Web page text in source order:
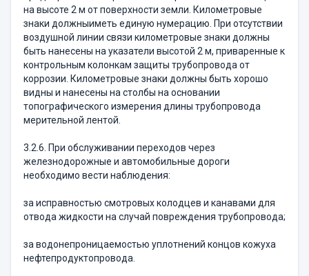
на высоте 2 м от поверхности земли. Километровые
знаки должныиметь единую нумерацию. При отсутствии
воздушной линии связи километровые знаки должны
быть нанесены на указатели высотой 2 м, приваренные к
контрольным колонкам защиты трубопровода от
коррозии. Километровые знаки должны быть хорошо
видны и нанесены на столбы на основании
топографического измерения длины трубопровода
мерительной лентой.
3.2.6. При обслуживании переходов через
железнодорожные и автомобильные дороги
необходимо вести наблюдения:
за исправностью смотровых колодцев и канавами для
отвода жидкости на случай повреждения трубопровода;
за водонепроницаемостью уплотнений концов кожуха
нефтепродуктопровода.